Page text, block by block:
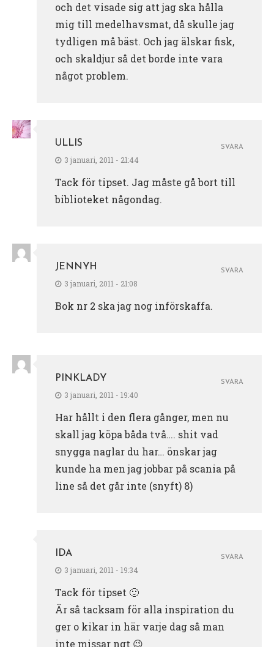
och det visade sig att jag ska hålla
mig till medelhavsmat, då skulle jag
tydligen må bäst. Och jag älskar fisk,
och skaldjur så det borde inte vara
något problem.
ULLIS
3 januari, 2011 - 21:44
Tack för tipset. Jag måste gå bort till
biblioteket någondag.
SVARA
JENNYH
3 januari, 2011 - 21:08
Bok nr 2 ska jag nog införskaffa.
SVARA
PINKLADY
3 januari, 2011 - 19:40
Har hållt i den flera gånger, men nu
skall jag köpa båda två…. shit vad
snygga naglar du har… önskar jag
kunde ha men jag jobbar på scania på
line så det går inte (snyft) 8)
SVARA
IDA
3 januari, 2011 - 19:34
Tack för tipset 🙂
Är så tacksam för alla inspiration du
ger o kikar in här varje dag så man
inte missar ngt 😉
SVARA